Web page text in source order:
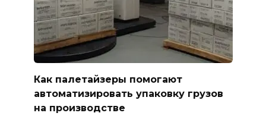
Как палетайзеры помогают
автоматизировать упаковку грузов
на производстве